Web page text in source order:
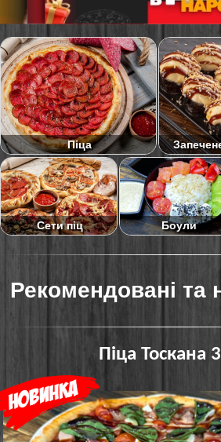
Піца
Сети піц Боули
Рекомендовані та
Піца Тоскана